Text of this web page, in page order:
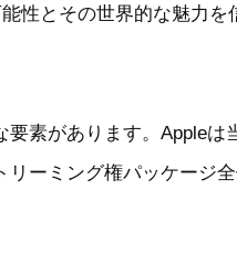
性とその世界的な魅力を
素があります。Appleは
ーミング権パッケージ